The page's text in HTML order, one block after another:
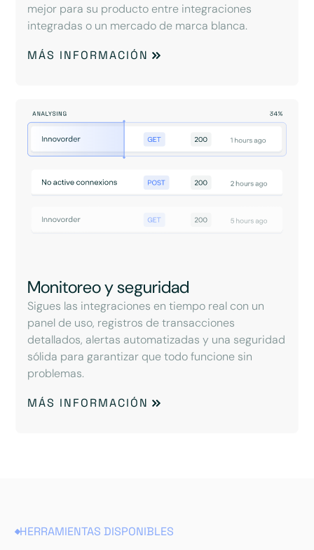
mejor para su producto entre integraciones
integradas o un mercado de marca blanca.
MÁS INFORMACIÓN
Monitoreo y seguridad
Sigues las integraciones en tiempo real con un
panel de uso, registros de transacciones
detallados, alertas automatizadas y una seguridad
sólida para garantizar que todo funcione sin
problemas.
MÁS INFORMACIÓN
HERRAMIENTAS DISPONIBLES